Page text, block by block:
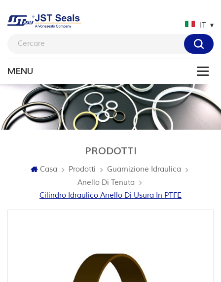
IT
PRODOTTI
Casa Prodotti
Guarnizione Idraulica
Anello Di Tenuta
Cilindro Idraulico Anello Di Usura In PTFE